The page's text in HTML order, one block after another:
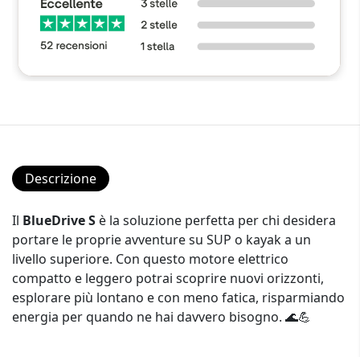
Descrizione
Il BlueDrive S è la soluzione perfetta per chi desidera
portare le proprie avventure su SUP o kayak a un
livello superiore. Con questo motore elettrico
compatto e leggero potrai scoprire nuovi orizzonti,
esplorare più lontano e con meno fatica, risparmiando
energia per quando ne hai davvero bisogno. 🌊💪